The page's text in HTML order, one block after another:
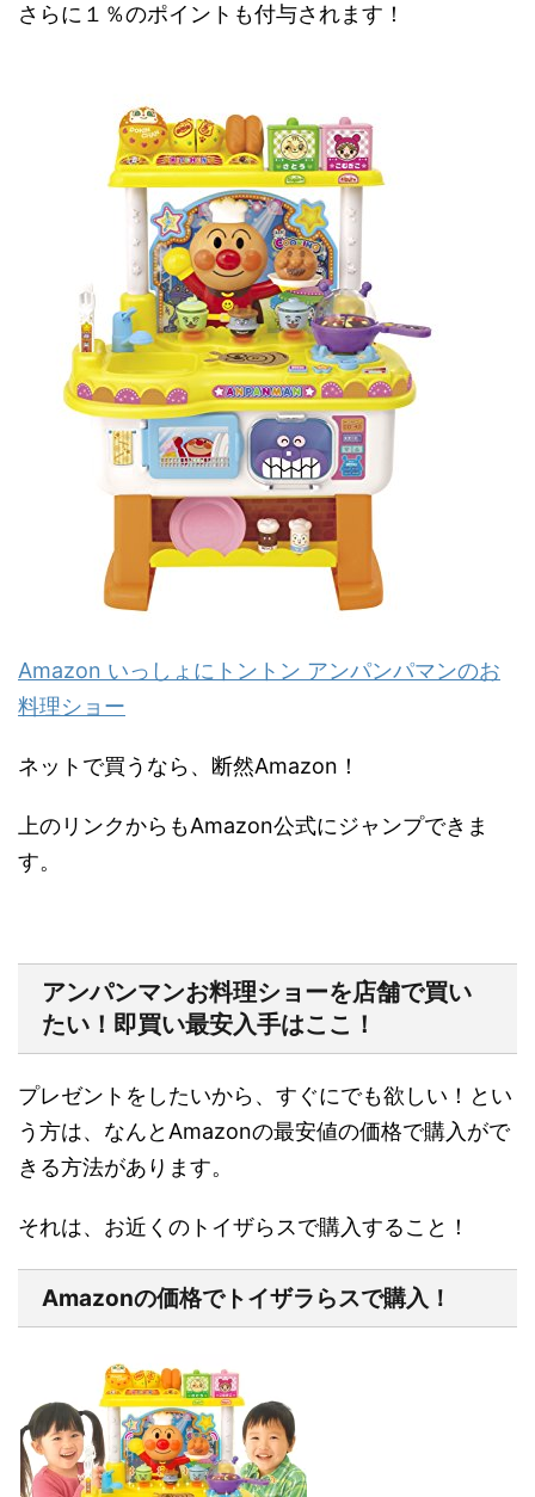
さらに１％のポイントも付与されます！
Amazon いっしょにトントン アンパンパマンのお
料理ショー
ネットで買うなら、断然Amazon！
上のリンクからもAmazon公式にジャンプできま
す。
アンパンマンお料理ショーを店舗で買い
たい！即買い最安入手はここ！
プレゼントをしたいから、すぐにでも欲しい！とい
う方は、なんとAmazonの最安値の価格で購入がで
きる方法があります。
それは、お近くのトイザらスで購入すること！
Amazonの価格でトイザラらスで購入！